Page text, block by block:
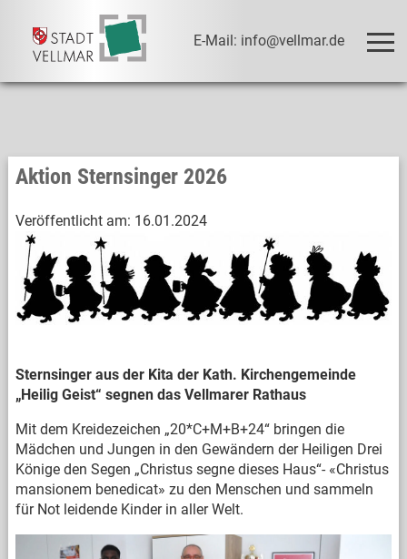
E-Mail: info@vellmar.de
Aktion Sternsinger 2026
Veröffentlicht am: 16.01.2024
Sternsinger aus der Kita der Kath. Kirchengemeinde
„Heilig Geist“ segnen das Vellmarer Rathaus
Mit dem Kreidezeichen „20*C+M+B+24“ bringen die
Mädchen und Jungen in den Gewändern der Heiligen Drei
Könige den Segen „Christus segne dieses Haus“- «Christus
mansionem benedicat» zu den Menschen und sammeln
für Not leidende Kinder in aller Welt.